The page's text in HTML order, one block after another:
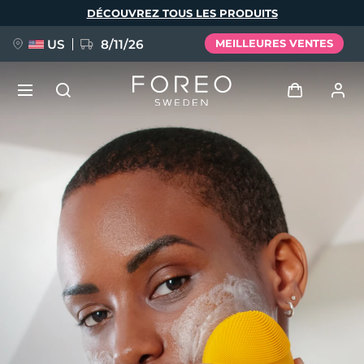
DÉCOUVREZ TOUS LES PRODUITS
US 8/11/26 MEILLEURES VENTES
Se connecter
Profil de l'utilisateur
Mes appareils
Mes commandes
Mes adresses
Mes abonnements
NOUVEAU
FAQ™ Pure Beauty-Tech Elixir
BREAKING NEWS
issa™ Teeth Whitening Set
Langue
English Deutsch
Español
Français
Italiano
Português
Svenska
Русский
Türkçe
简体中文 繁體中文